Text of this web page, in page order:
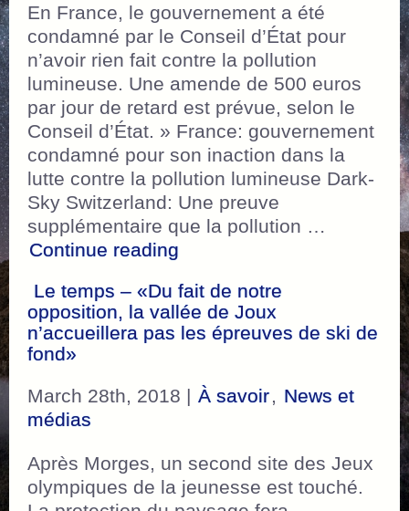
En France, le gouvernement a été
condamné par le Conseil d’État pour
n’avoir rien fait contre la pollution
lumineuse. Une amende de 500 euros
par jour de retard est prévue, selon le
Conseil d’État. » France: gouvernement
condamné pour son inaction dans la
lutte contre la pollution lumineuse Dark-
Sky Switzerland: Une preuve
supplémentaire que la pollution …
Continue reading “La Côte – France:
Le temps – «Du fait de notre
opposition, la vallée de Joux
n’accueillera pas les épreuves de ski de
fond»
March 28th, 2018 | À savoir, News et
médias
Après Morges, un second site des Jeux
olympiques de la jeunesse est touché.